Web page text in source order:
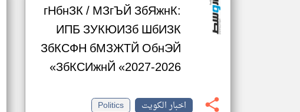
гНбнЗК / МЗгЪЙ ЗбЯжнК:
ИПБ ЗУКЮИЗб ШбИЗК
ЗбКСФН бМЗЖТЙ ОбнЭЙ
ЗбКСИжнЙ «2027-2026»
اخبار الكويت
Politics